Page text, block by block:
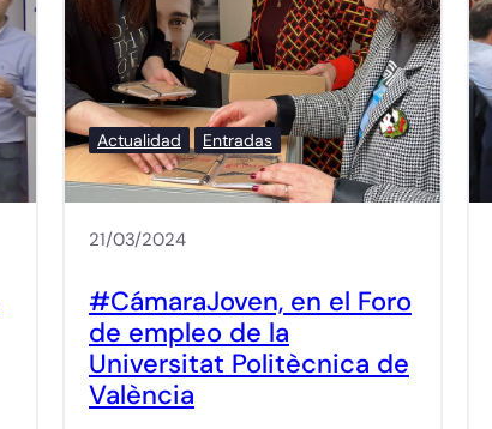
Actualidad Entradas
21/03/2024
#CámaraJoven, en el Foro
de empleo de la
Universitat Politècnica de
València